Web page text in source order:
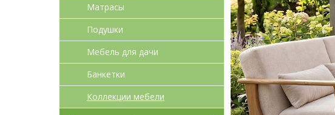
Матрасы
Подушки
Мебель для дачи
Банкетки
Коллекции мебели